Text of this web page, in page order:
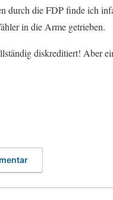
durch die FDP finde ich
in die Arme getrieben.
diskreditiert! Aber